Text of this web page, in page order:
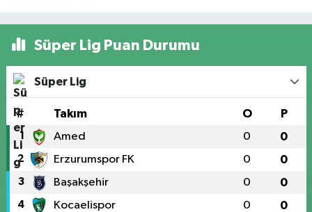
Süper Lig Puan Durumu
Süper Lig
# Takım O P
1 Amed 0 0
2 Erzurumspor FK 0 0
3 Başakşehir 0 0
4 Kocaelispor 0 0